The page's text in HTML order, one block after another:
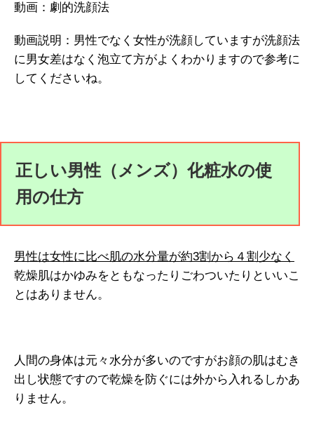
動画：劇的洗顔法
動画説明：男性でなく女性が洗顔していますが洗顔法
に男女差はなく泡立て方がよくわかりますので参考に
してくださいね。
正しい男性（メンズ）化粧水の使
用の仕方
男性は女性に比べ肌の水分量が約3割から４割少なく
乾燥肌はかゆみをともなったりごわついたりといいこ
とはありません。
人間の身体は元々水分が多いのですがお顔の肌はむき
出し状態ですので乾燥を防ぐには外から入れるしかあ
りません。